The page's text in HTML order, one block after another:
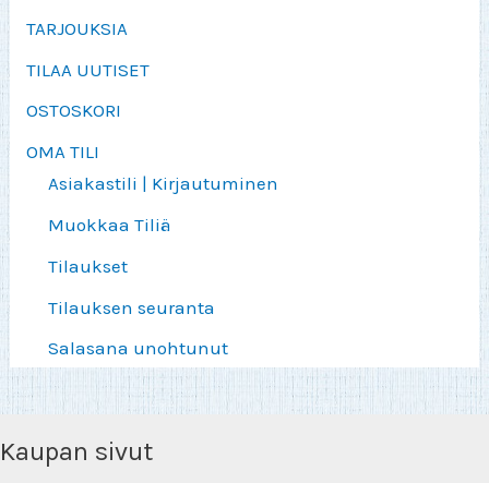
TARJOUKSIA
TILAA UUTISET
OSTOSKORI
OMA TILI
Asiakastili | Kirjautuminen
Muokkaa Tiliä
Tilaukset
Tilauksen seuranta
Salasana unohtunut
Kaupan sivut